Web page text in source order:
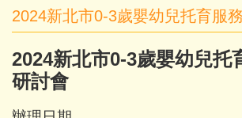
2024新北市0-3歲嬰幼兒托育服
2024新北市0-3歲嬰幼兒托
研討會